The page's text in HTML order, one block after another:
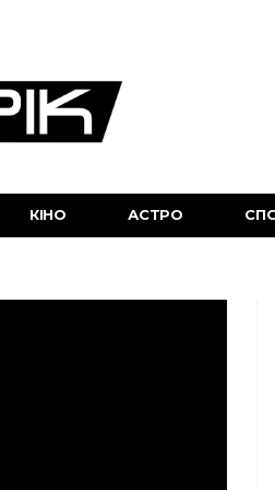
КІНО АСТРО